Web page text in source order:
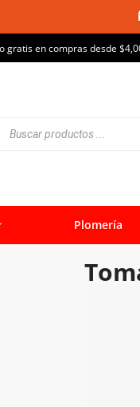
gratis en compras desde
Plomería